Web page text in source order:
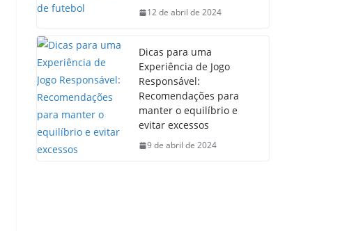
12 de abril de 2024
Dicas para uma
Experiência de Jogo
Responsável:
Recomendações para
manter o equilíbrio e
evitar excessos
9 de abril de 2024